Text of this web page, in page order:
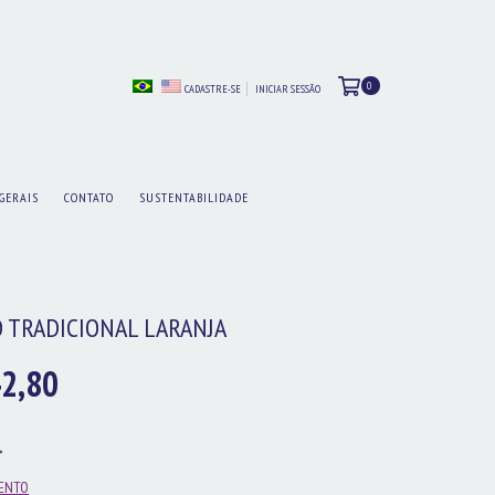
CADASTRE-SE INICIAR SESSÃO 0
CONTATO SUSTENTABILIDADE
TRADICIONAL LARANJA